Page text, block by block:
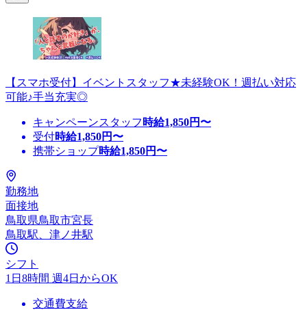
【スマホ受付】イベントスタッフ★未経験OK！週払い対応
可能♪手当充実◎
キャンペーンスタッフ 時給1,850円〜
受付時給1,850円〜
携帯ショップ時給1,850円〜
勤務地
面接地
鳥取県鳥取市宮長
鳥取駅、津ノ井駅
シフト
1日8時間 週4日からOK
交通費支給